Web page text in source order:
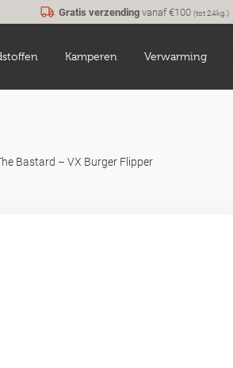
Gratis verzendingvanaf €100 (tot 24kg.)
Kamperen Verwarming
Bastard – VX Burger Flipper